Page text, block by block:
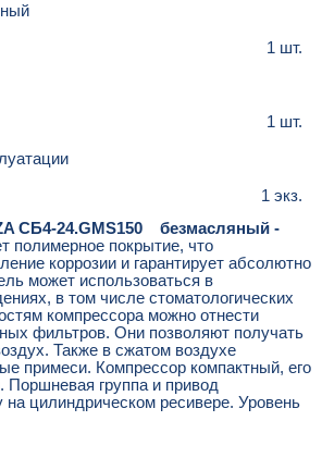
1 шт.
1 шт.
1 экз.
СБ4-24.GMS150
безмасляный -
полимерное покрытие, что
коррозии и гарантирует абсолютно
может использоваться в
в том числе стоматологических
компрессора можно отнести
фильтров. Они позволяют получать
Также в сжатом воздухе
примеси. Компрессор компактный, его
Поршневая группа и привод
цилиндрическом ресивере. Уровень